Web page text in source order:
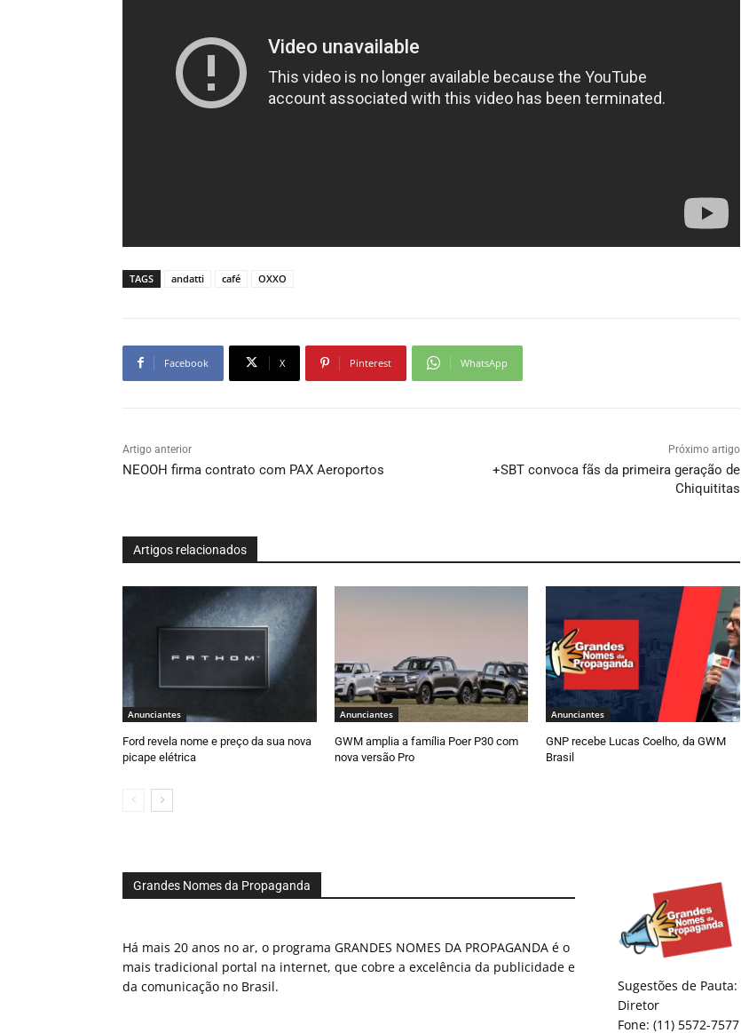
TAGS andatti café OXXO
Facebook X Pinterest WhatsApp
Artigo anterior
NEOOH firma contrato com PAX Aeroportos
Próximo artigo
+SBT convoca fãs da primeira geração de
Chiquititas
Artigos relacionados
Anunciantes
Ford revela nome e preço da sua nova
picape elétrica
Anunciantes
GWM amplia a família Poer P30 com
nova versão Pro
Anunciantes
GNP recebe Lucas Coelho, da GWM
Brasil
Grandes Nomes da Propaganda
Há mais 20 anos no ar, o programa GRANDES NOMES DA PROPAGANDA é o
mais tradicional portal na internet, que cobre a excelência da publicidade e
da comunicação no Brasil.
Sugestões de Pauta:
Diretor
Fone: (11) 5572-7577